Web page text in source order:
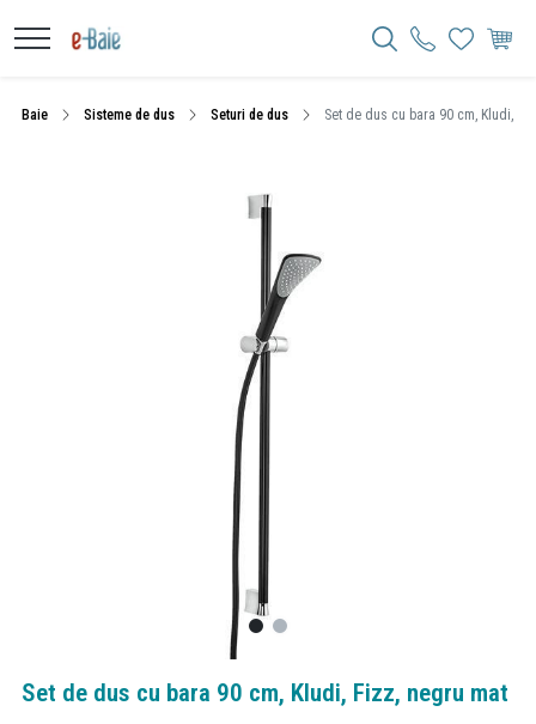
Baie Sisteme de dus Seturi de dus Set de dus cu bara 90 cm, Kludi,
Set de dus cu bara 90 cm, Kludi, Fizz, negru mat